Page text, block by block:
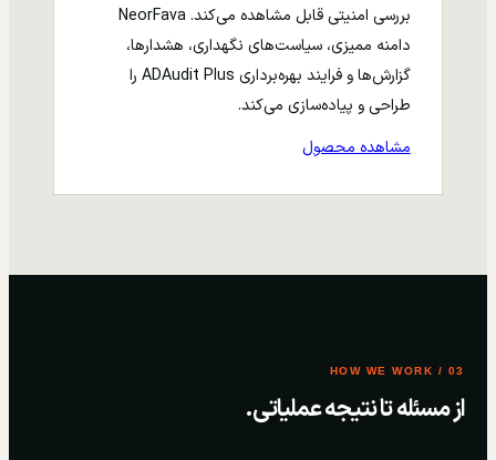
بررسی امنیتی قابل مشاهده می‌کند. NeorFava
دامنه ممیزی، سیاست‌های نگهداری، هشدارها،
گزارش‌ها و فرایند بهره‌برداری ADAudit Plus را
طراحی و پیاده‌سازی می‌کند.
مشاهده محصول
03 / HOW WE WORK
از مسئله تا نتیجه عملیاتی.